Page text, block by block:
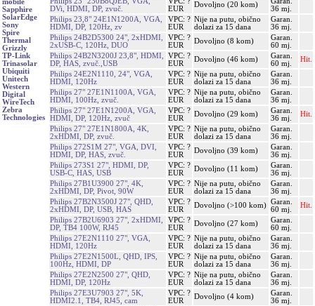
mobile
Sapphire
SolarEdge
Sony
Spire
Thermal
Grizzly
TP-Link
Trinasolar
Ubiquiti
Unitech
Western
Digital
WireTech
Zebra
Technologies
DVi, HDMI, DP, zvuč.
EUR
Dovoljno (20 kom)
36 mj.
Philips 23,8" 24E1N1200A, VGA,
HDMI, DP, 120Hz, zv
VPC: ?
EUR
Nije na putu, obično
dolazi za 15 dana
Garan.
36 mj.
Philips 24B2D5300 24", 2xHDMI,
2xUSB-C, 120Hz, DUO
VPC: ?
EUR
Dovoljno (8 kom)
Garan.
60 mj.
Philips 24B2N3200J 23,8", HDMI,
DP, HAS, zvuč.,USB
VPC: ?
EUR
Dovoljno (46 kom)
Garan.
60 mj.
Hit.
Philips 24E2N1110, 24", VGA,
HDMI, 120Hz
VPC: ?
EUR
Nije na putu, obično
dolazi za 15 dana
Garan.
36 mj.
Philips 27" 27E1N1100A, VGA,
HDMI, 100Hz, zvuč.
VPC: ?
EUR
Nije na putu, obično
dolazi za 15 dana
Garan.
36 mj.
Philips 27" 27E1N1200A, VGA,
HDMI, DP, 120Hz, zvuč
VPC: ?
EUR
Dovoljno (29 kom)
Garan.
36 mj.
Hit.
Philips 27" 27E1N1800A, 4K,
2xHDMI, DP, zvuč.
VPC: ?
EUR
Nije na putu, obično
dolazi za 15 dana
Garan.
36 mj.
Philips 272S1M 27", VGA, DVI,
HDMI, DP, HAS, zvuč.
VPC: ?
EUR
Dovoljno (39 kom)
Garan.
36 mj.
Philips 273S1 27", HDMI, DP,
USB-C, HAS, USB
VPC: ?
EUR
Dovoljno (11 kom)
Garan.
36 mj.
Philips 27B1U3900 27", 4K,
2xHDMI, DP, Pivot, 90W
VPC: ?
EUR
Nije na putu, obično
dolazi za 15 dana
Garan.
36 mj.
Philips 27B2N3500J 27", QHD,
2xHDMI, DP, USB, HAS
VPC: ?
EUR
Dovoljno (>100 kom) Garan.
60 mj.
Hit.
Philips 27B2U6903 27", 2xHDMI,
DP, TB4 100W, RJ45
VPC: ?
EUR
Dovoljno (27 kom)
Garan.
60 mj.
Philips 27E2N1110 27", VGA,
HDMI, 120Hz
VPC: ?
EUR
Nije na putu, obično
dolazi za 15 dana
Garan.
36 mj.
Philips 27E2N1500L, QHD, IPS,
100Hz, HDMI, DP
VPC: ?
EUR
Nije na putu, obično
dolazi za 15 dana
Garan.
36 mj.
Philips 27E2N2500 27", QHD,
HDMI, DP, 120Hz
VPC: ?
EUR
Nije na putu, obično
dolazi za 15 dana
Garan.
36 mj.
Philips 27E3U7903 27", 5K,
HDMI2.1, TB4, RJ45, cam
VPC: ?
EUR
Dovoljno (4 kom)
Garan.
36 mj.